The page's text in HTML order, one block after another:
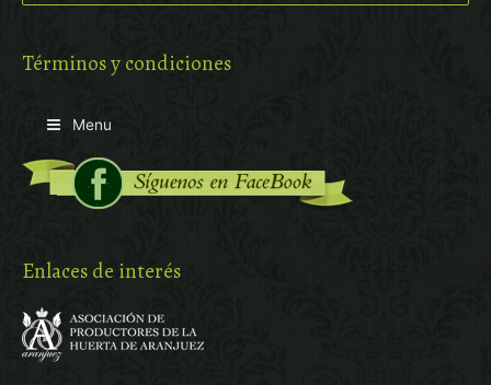
Términos y condiciones
Menu
Enlaces de interés